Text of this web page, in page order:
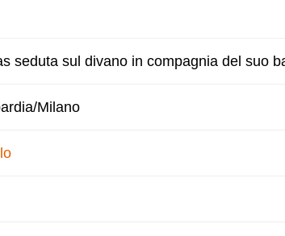
seduta sul divano in compagnia del suo
Milano